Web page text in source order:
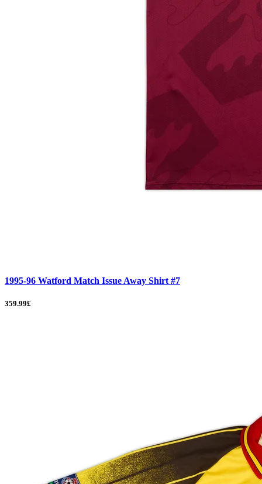
1995-96 Watford Match Issue Away Shirt #7
359.99£